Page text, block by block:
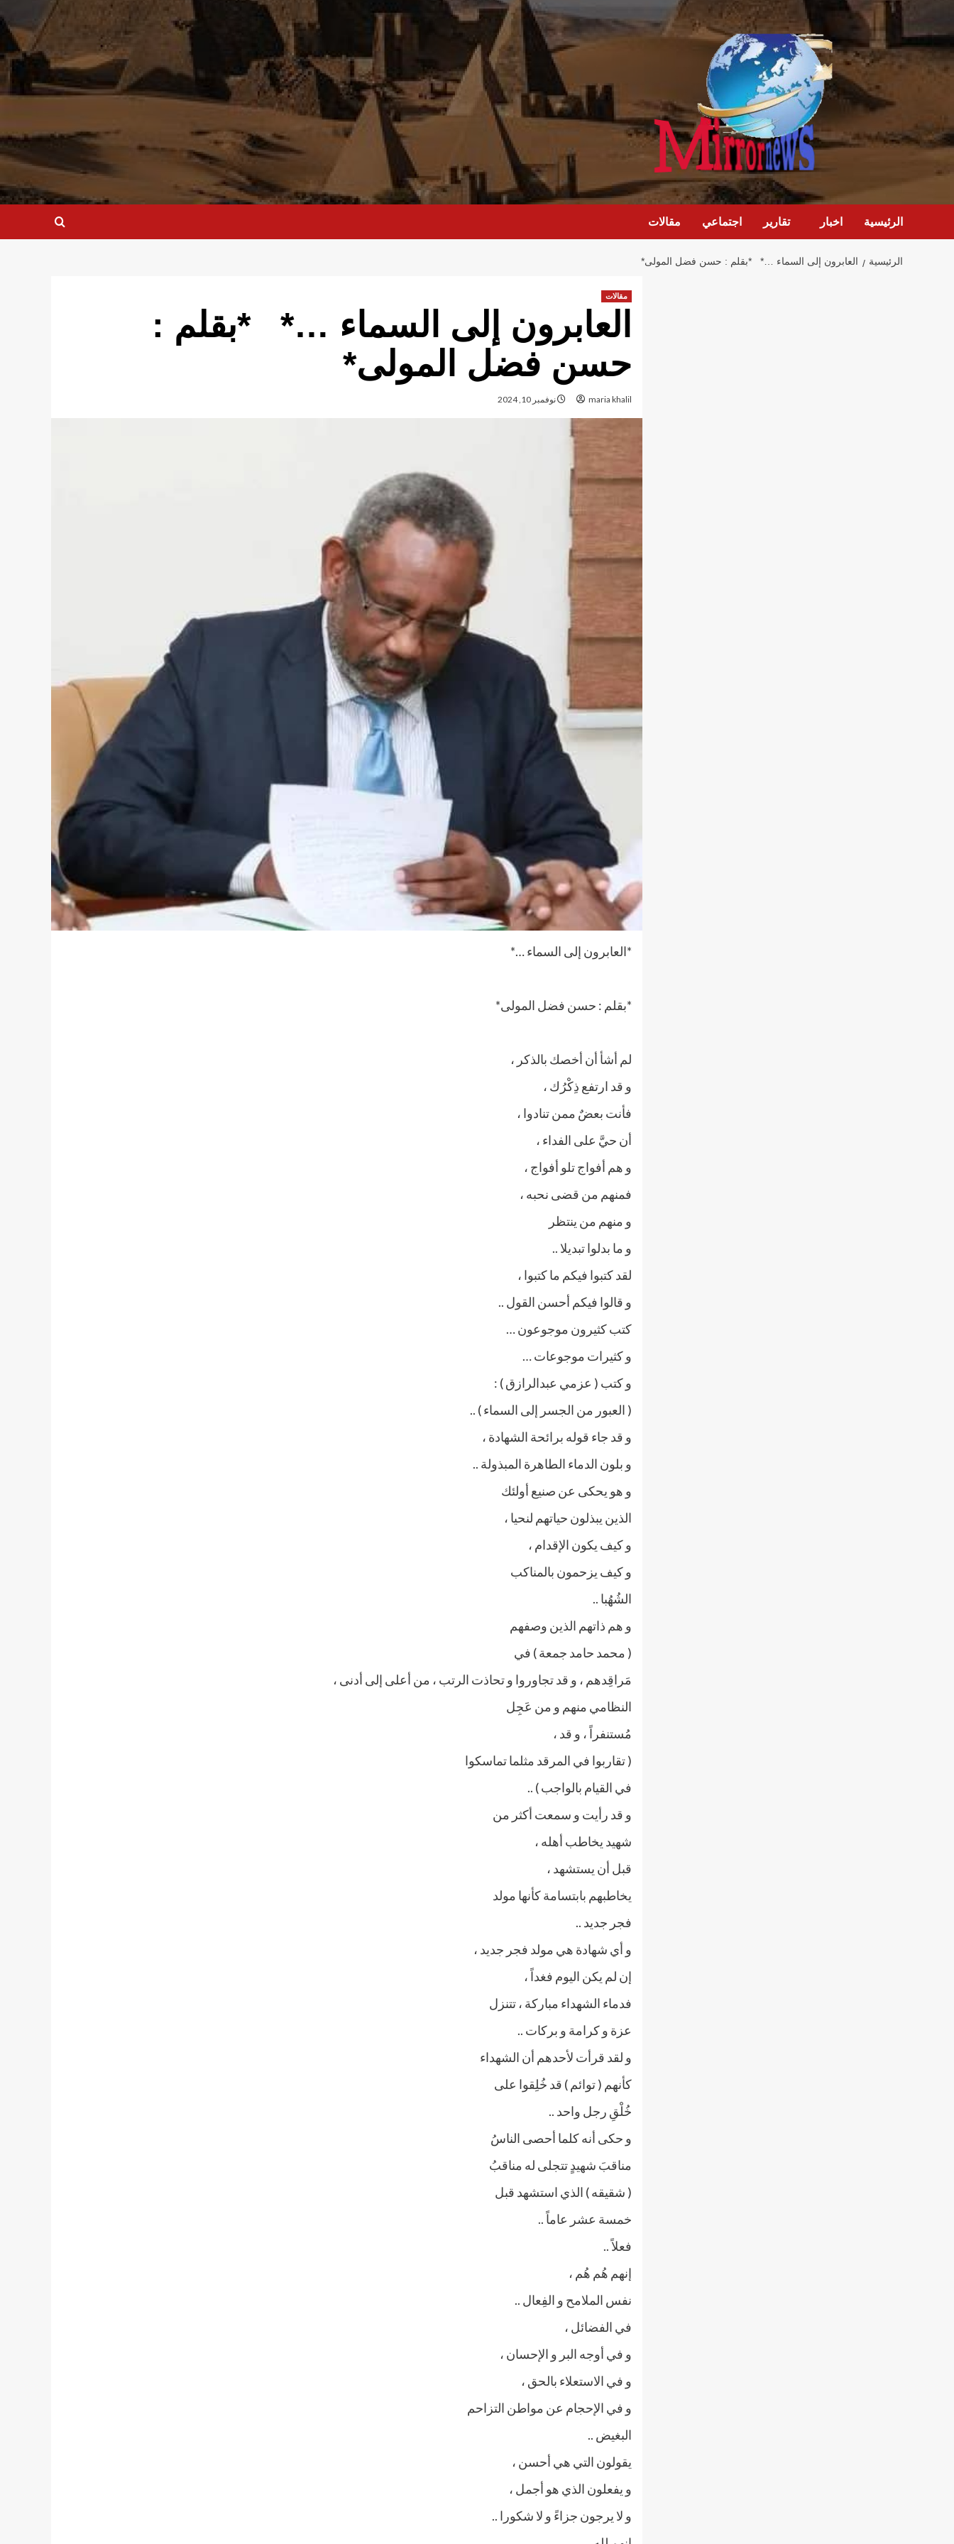
المحتوى
الرئيسية اخبار تقارير اجتماعي مقالات
الرئيسية العابرون إلى السماء …* *بقلم : حسن فضل المولى*
مقالات
العابرون إلى السماء …* *بقلم :
حسن فضل المولى*
maria khalil نوفمبر 10, 2024
*العابرون إلى السماء …*
*بقلم : حسن فضل المولى*
لم أشأ أن أخصك بالذكر ،
و قد ارتفع ذِكْرُك ،
فأنت بعضٌ ممن تنادوا ،
أن حيَّ على الفداء ،
و هم أفواج تلو أفواج ،
فمنهم من قضى نحبه ،
و منهم من ينتظر
و ما بدلوا تبديلا ..
لقد كتبوا فيكم ما كتبوا ،
و قالوا فيكم أحسن القول ..
كتب كثيرون موجوعون …
و كثيرات موجوعات …
و كتب ( عزمي عبدالرازق ) :
( العبور من الجسر إلى السماء ) ..
و قد جاء قوله برائحة الشهادة ،
و بلون الدماء الطاهرة المبذولة ..
و هو يحكى عن صنيع أولئك
الذين يبذلون حياتهم لنحيا ،
و كيف يكون الإقدام ،
و كيف يزحمون بالمناكب
الشُهُبا ..
و هم ذاتهم الذين وصفهم
( محمد حامد جمعة ) في
مَراقِدهم ، و قد تجاوروا و تحاذت الرتب ، من أعلى إلى أدنى ،
النظامي منهم و من عَجِل
مُستنفراً ، و قد ،
( تقاربوا في المرقد مثلما تماسكوا
في القيام بالواجب ) ..
و قد رأيت و سمعت أكثر من
شهيد يخاطب أهله ،
قبل أن يستشهد ،
يخاطبهم بابتسامة كأنها مولد
فجر جديد ..
و أي شهادة هي مولد فجر جديد ،
إن لم يكن اليوم فغداً ،
فدماء الشهداء مباركة ، تتنزل
عزة و كرامة و بركات ..
و لقد قرأت لأحدهم أن الشهداء
كأنهم ( توائم ) قد خُلِقوا على
خُلْقِ رجل واحد ..
و حكى أنه كلما أحصى الناسُ
مناقبَ شهيدٍ تتجلى له مناقبُ
( شقيقه ) الذي استشهد قبل
خمسة عشر عاماً ..
فعلاً ..
إنهم هُم هُم ،
نفس الملامح و الفِعال ..
في الفضائل ،
و في أوجه البر و الإحسان ،
و في الاستعلاء بالحق ،
و في الإحجام عن مواطن التزاحم
البغيض ..
يقولون التي هي أحسن ،
و يفعلون الذي هو أجمل ،
و لا يرجون جزاءً و لا شكورا ..